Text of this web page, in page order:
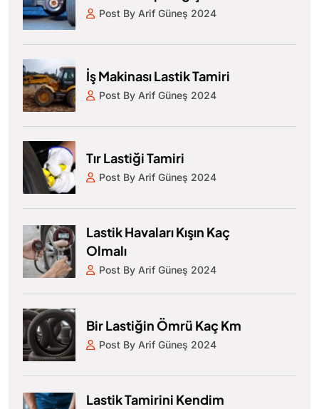
Post By Arif Güneş 2024
İş Makinası Lastik Tamiri
Post By Arif Güneş 2024
Tır Lastiği Tamiri
Post By Arif Güneş 2024
Lastik Havaları Kışın Kaç
Olmalı
Post By Arif Güneş 2024
Bir Lastiğin Ömrü Kaç Km
Post By Arif Güneş 2024
Lastik Tamirini Kendim